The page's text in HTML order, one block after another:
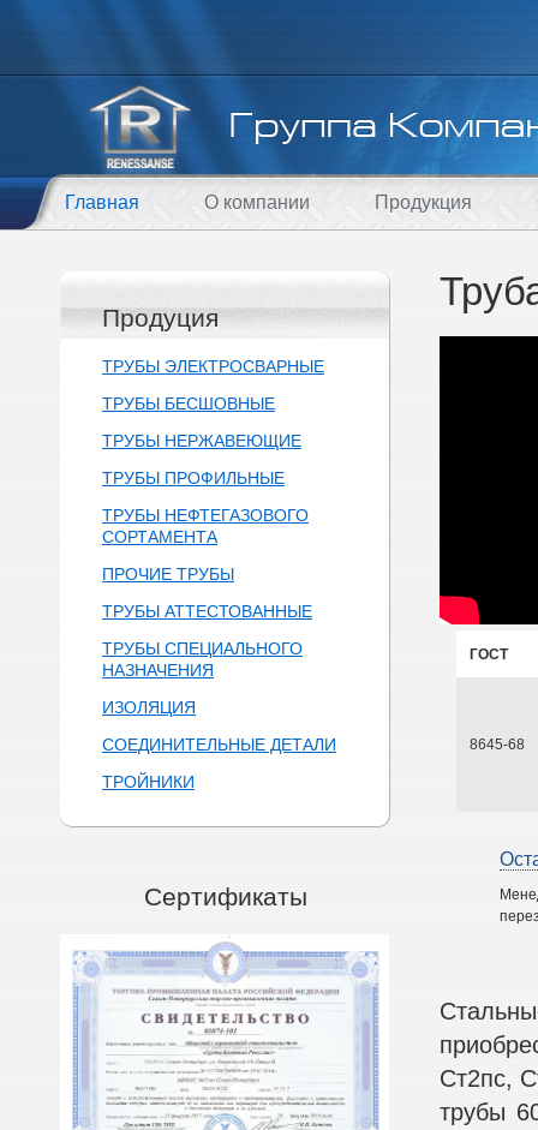
Главная О компании Продукция
Продуция
ТРУБЫ ЭЛЕКТРОСВАРНЫЕ
ТРУБЫ БЕСШОВНЫЕ
ТРУБЫ НЕРЖАВЕЮЩИЕ
ТРУБЫ ПРОФИЛЬНЫЕ
ТРУБЫ НЕФТЕГАЗОВОГО
СОРТАМЕНТА
ПРОЧИЕ ТРУБЫ
ТРУБЫ АТТЕСТОВАННЫЕ
ТРУБЫ СПЕЦИАЛЬНОГО
НАЗНАЧЕНИЯ
ИЗОЛЯЦИЯ
СОЕДИНИТЕЛЬНЫЕ ДЕТАЛИ
ТРОЙНИКИ
Сертификаты
ГОСТ
8645-68
Ст2пс,
трубы